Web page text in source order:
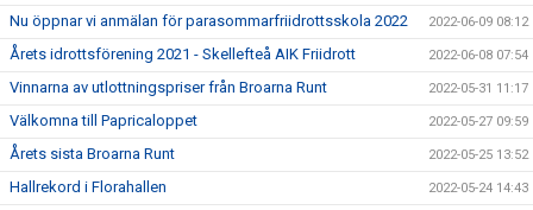
Nu öppnar vi anmälan för parasommarfriidrottsskola 2022 2022-06-09 08:12
Årets idrottsförening 2021 - Skellefteå AIK Friidrott 2022-06-08 07:54
Vinnarna av utlottningspriser från Broarna Runt 2022-05-31 11:17
Välkomna till Papricaloppet 2022-05-27 09:59
Årets sista Broarna Runt 2022-05-25 13:52
Hallrekord i Florahallen 2022-05-24 14:43